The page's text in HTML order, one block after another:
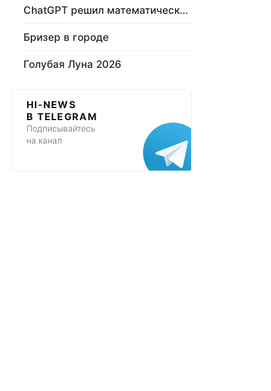
ChatGPT решил математическую задачу
Бризер в городе
Голубая Луна 2026
HI-NEWS
В TELEGRAM
Подписывайтесь
на канал